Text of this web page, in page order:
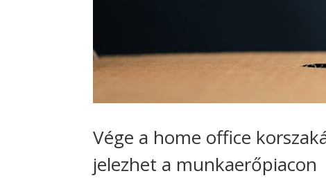
Vége a home office
jelezhet a munkaerőpiacon